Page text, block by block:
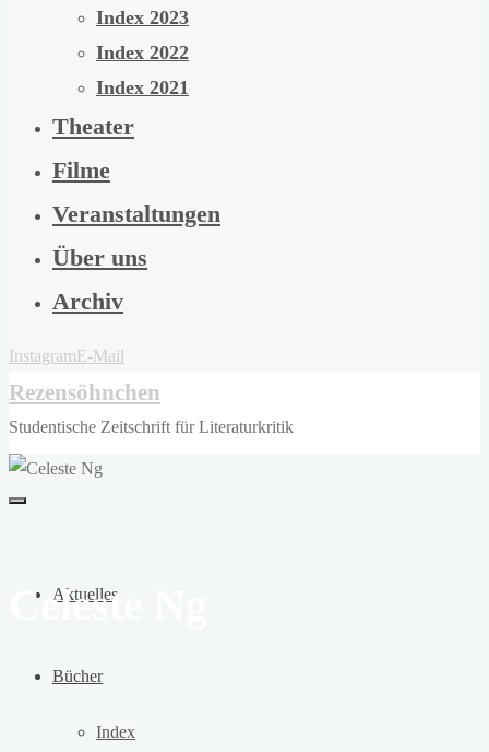
Index 2023
Index 2022
Index 2021
Theater
Filme
Veranstaltungen
Über uns
Archiv
InstagramE-Mail
Rezensöhnchen
Studentische Zeitschrift für Literaturkritik
Aktuelles
Bücher
Index
Celeste Ng